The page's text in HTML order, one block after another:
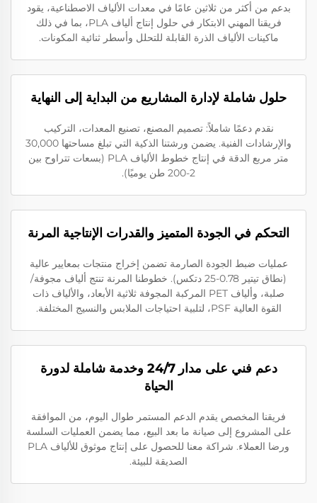
بدعم من أكثر من ثلاثين عامًا في معدات الألياف الاصطناعية، يقود
فريقنا المهني الابتكار في حلول إنتاج ألياف PLA، بما في ذلك
ماكينات الألياف الذرة القابلة للتحلل وأسطر ثنائية المكونات.
حلول شاملة لإدارة المشاريع من البداية إلى النهاية
نقدم دعمًا شاملاً: تصميم المصنع، تصنيع المعدات، التركيب
والإرشادات الفنية. يضمن ورشتنا الذكية التي تبلغ مساحتها 30,000
متر مربع الدقة في إنتاج خطوط الألياف PLA (بسعات تتراوح بين
2-200 طن يوميًا).
التحكم في الجودة المتميز والقدرات الإنتاجية المرنة
عمليات ضبط الجودة الصارمة تضمن إخراج منتجات بمعايير عالية
(نطاق تيتير 0.78-25 دتكس). خطوطنا المرنة تنتج ألياف مجوفة/
صلبة، وألياف PET المركبة المجوفة ثلاثية الأبعاد، والألياف ذات
القوة العالية PSF، لتلبية احتياجات الملابس والنسيج المختلفة.
دعم فني على مدار 24/7 وخدمة شاملة لدورة
الحياة
فريقنا المخصص يقدم الدعم المستمر طوال اليوم، من الموافقة
على المشروع إلى صيانة ما بعد البيع، مما يضمن العمليات السلسة
ورضا العملاء. شراكة معنا للحصول على إنتاج موثوق للألياف PLA
الصديقة للبيئة.